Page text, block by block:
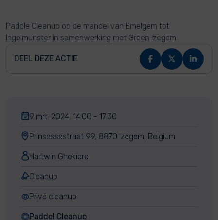
Paddle Cleanup op de mandel van Emelgem tot
Ingelmunster in samenwerking met Groen Izegem.
DEEL DEZE ACTIE
9 mrt. 2024, 14:00 - 17:30
Prinsessestraat 99, 8870 Izegem, Belgium
Hartwin Ghekiere
Cleanup
Privé cleanup
Paddel Cleanup